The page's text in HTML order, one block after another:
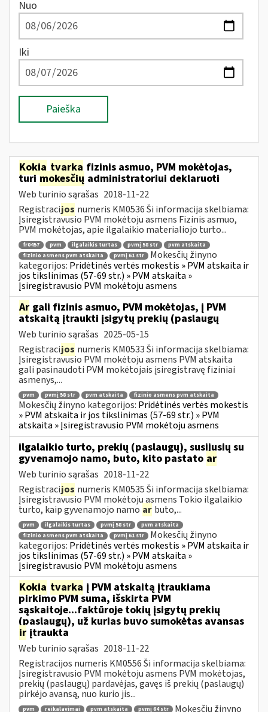
Nuo
Iki
Paieška
Kokia tvarka fizinis asmuo, PVM mokėtojas,
turimokesčių administratoriui deklaruoti
Web turinio sąrašas 2018-11-22
Registracijos numeris KM0536 Ši informacija skelbiama:
Įsiregistravusio PVM mokėtoju asmens Fizinis asmuo,
PVM mokėtojas, apie ilgalaikio materialiojo turto...
fr0457 pvm ilgalaikis turtas pvmį 58 str
pvm atskaita
fizinio asmens pvm atskaita
pvmį 61 str
Mokesčių žinyno
kategorijos: Pridėtinės vertės mokestis » PVM atskaita ir
jos tikslinimas (57-69 str.) » PVM atskaita »
Įsiregistravusio PVM mokėtoju asmens
Ar gali fizinis asmuo, PVM mokėtojas, į PVM
atskaitą įtraukti įsigytų prekių (paslaugų
Web turinio sąrašas 2025-05-15
Registracijos numeris KM0533 Ši informacija skelbiama:
Įsiregistravusio PVM mokėtoju asmens PVM atskaita
gali pasinaudoti PVM mokėtojais įsiregistravę fiziniai
asmenys,...
pvm pvmį 58 str pvm atskaita fizinio asmens pvm atskaita
Mokesčių žinyno kategorijos: Pridėtinės vertės mokestis
» PVM atskaita ir jos tikslinimas (57-69 str.) » PVM
atskaita » Įsiregistravusio PVM mokėtoju asmens
ilgalaikio turto, prekių (paslaugų), susijusių su
gyvenamojo namo, buto, kito pastato ar
Web turinio sąrašas 2018-11-22
Registracijos numeris KM0535 Ši informacija skelbiama:
Įsiregistravusio PVM mokėtoju asmens Tokio ilgalaikio
turto, kaip gyvenamojo namo ar buto,...
pvm ilgalaikis turtas pvmį 58 str
pvm atskaita
fizinio asmens pvm atskaita
pvmį 61 str
Mokesčių žinyno
kategorijos: Pridėtinės vertės mokestis » PVM atskaita ir
jos tikslinimas (57-69 str.) » PVM atskaita »
Įsiregistravusio PVM mokėtoju asmens
Kokia tvarka į PVM atskaitą įtraukiama
pirkimo PVM suma, išskirta PVM
sąskaitoje...faktūroje tokių įsigytų prekių
(paslaugų), už kurias buvo sumokėtas avansas
ir įtraukta
Web turinio sąrašas 2018-11-22
Registracijos numeris KM0556 Ši informacija skelbiama:
Įsiregistravusio PVM mokėtoju asmens PVM mokėtojas,
prekių (paslaugų) pardavėjas, gavęs iš prekių (paslaugų)
pirkėjo avansą, nuo kurio jis...
pvm reikalavimai pvm atskaita pvmį 64 str Mokesčių žinyno